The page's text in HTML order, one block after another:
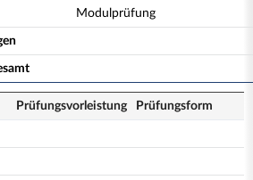
Modulprüfung
Prüfungsvorleistung Prüfungsform